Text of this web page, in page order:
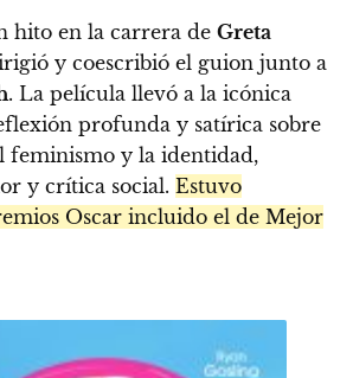
hito en la carrera de Greta
y coescribió el guion junto a
. La película llevó a la icónica
profunda y satírica sobre
feminismo y la identidad,
y crítica social. Estuvo
Oscar incluido el de Mejor